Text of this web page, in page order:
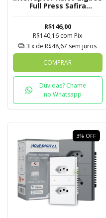
Full Press Safira
com Tomada
R$146,00
R$140,16 com Pix
3 x de R$48,67 sem juros
COMPRAR
Duvidas? Chame
no Whatsapp
3% OFF